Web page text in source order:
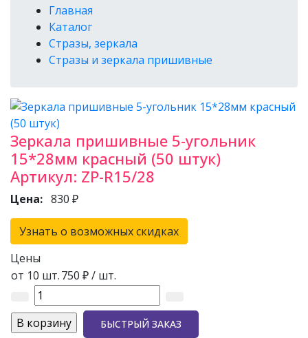
Главная
Каталог
Стразы, зеркала
Стразы и зеркала пришивные
Зеркала пришивные 5-угольник
15*28мм красный (50 штук)
Артикул: ZP-R15/28
Цена: 830 ₽
Узнать о возможных скидках
Цены
от 10 шт.750 ₽/ шт.
БЫСТРЫЙ ЗАКАЗ